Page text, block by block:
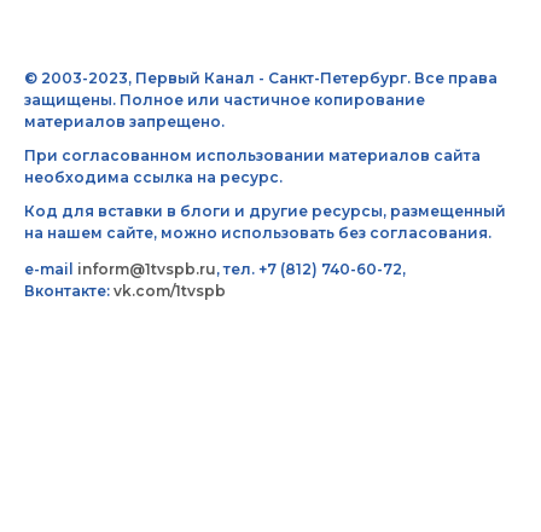
© 2003-2023, Первый Канал - Санкт-Петербург. Все права
защищены. Полное или частичное копирование
материалов запрещено.
При согласованном использовании материалов сайта
необходима ссылка на ресурс.
Код для вставки в блоги и другие ресурсы, размещенный
на нашем сайте, можно использовать без согласования.
e-mail inform@1tvspb.ru, тел. +7 (812) 740-60-72,
Вконтакте: vk.com/1tvspb